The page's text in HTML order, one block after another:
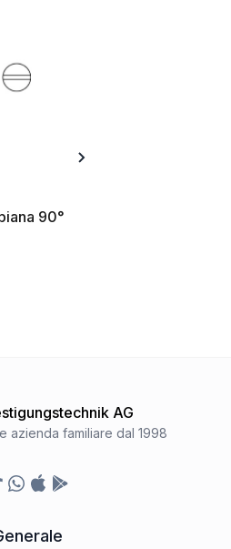
90°
AG
azienda familiare dal 1998
Whatsapp
Appstore
Google Play Store